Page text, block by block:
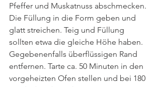
Pfeffer und Muskatnuss abschmecken.
Die Füllung in die Form geben und
glatt streichen. Teig und Füllung
sollten etwa die gleiche Höhe haben.
Gegebenenfalls überflüssigen Rand
entfernen. Tarte ca. 50 Minuten in den
vorgeheizten Ofen stellen und bei 180